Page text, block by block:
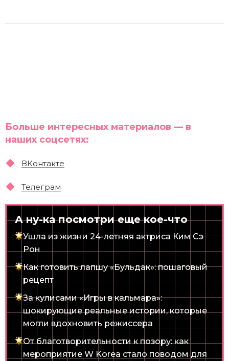
Больше интересных материалов — в
наших соцсетях:
ВКонтакте
Телеграм
А ну-ка посмотри еще кое-что
Ушла из жизни 24-летняя актриса Ким Сэ
Рон
Как готовить лапшу «Бульдак»: пошаговый
рецепт
За кулисами «Игры в кальмара»:
шокирующие реальные истории, которые
могли вдохновить режиссера
От благотворительности к позору: как
мероприятие W Korea стало поводом для